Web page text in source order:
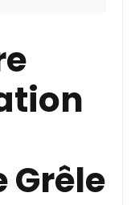
Grêle